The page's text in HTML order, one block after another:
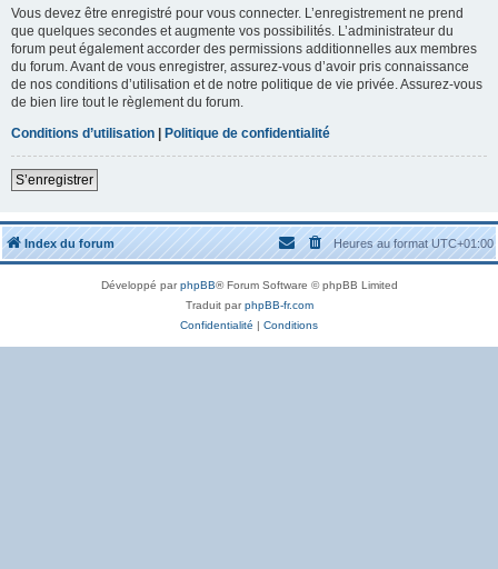
Vous devez être enregistré pour vous connecter. L’enregistrement ne prend
que quelques secondes et augmente vos possibilités. L’administrateur du
forum peut également accorder des permissions additionnelles aux membres
du forum. Avant de vous enregistrer, assurez-vous d’avoir pris connaissance
de nos conditions d’utilisation et de notre politique de vie privée. Assurez-vous
de bien lire tout le règlement du forum.
Conditions d’utilisation | Politique de confidentialité
S’enregistrer
Index du forum Heures au formatUTC+01:00
Développé parphpBB® Forum Software © phpBB Limited
Traduit parphpBB-fr.com
Confidentialité | Conditions